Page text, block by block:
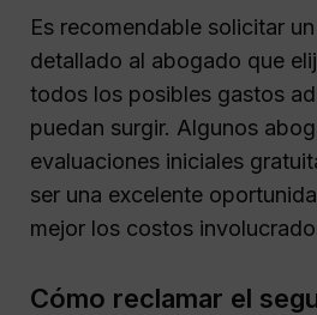
Es recomendable solicitar
detallado al abogado que
todos los posibles gastos
puedan surgir. Algunos
evaluaciones iniciales
ser una excelente
mejor los costos
Cómo reclamar el